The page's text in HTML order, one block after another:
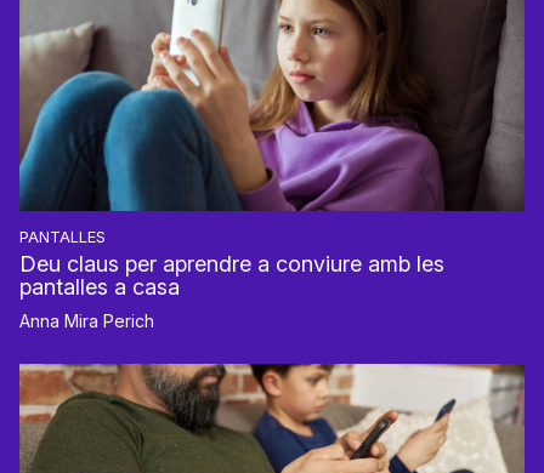
PANTALLES
Deu claus per aprendre a conviure amb les
pantalles a casa
Anna Mira Perich